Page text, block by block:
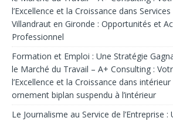
l’Excellence et la Croissance dans
Villandraut en Gironde : Opportunités et
Professionnel
Formation et Emploi : Une Stratégie
le Marché du Travail – A+ Consulting :
l’Excellence et la Croissance dans
ornement biplan suspendu à l’intérieur
Le Journalisme au Service de l’Entreprise :